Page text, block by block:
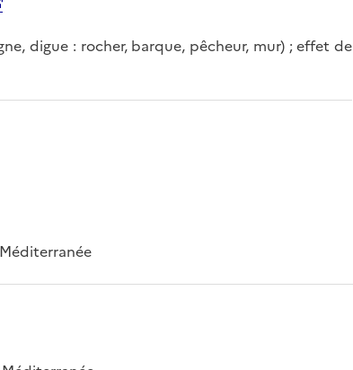
digue : rocher, barque, pêcheur, mur) ; effet de